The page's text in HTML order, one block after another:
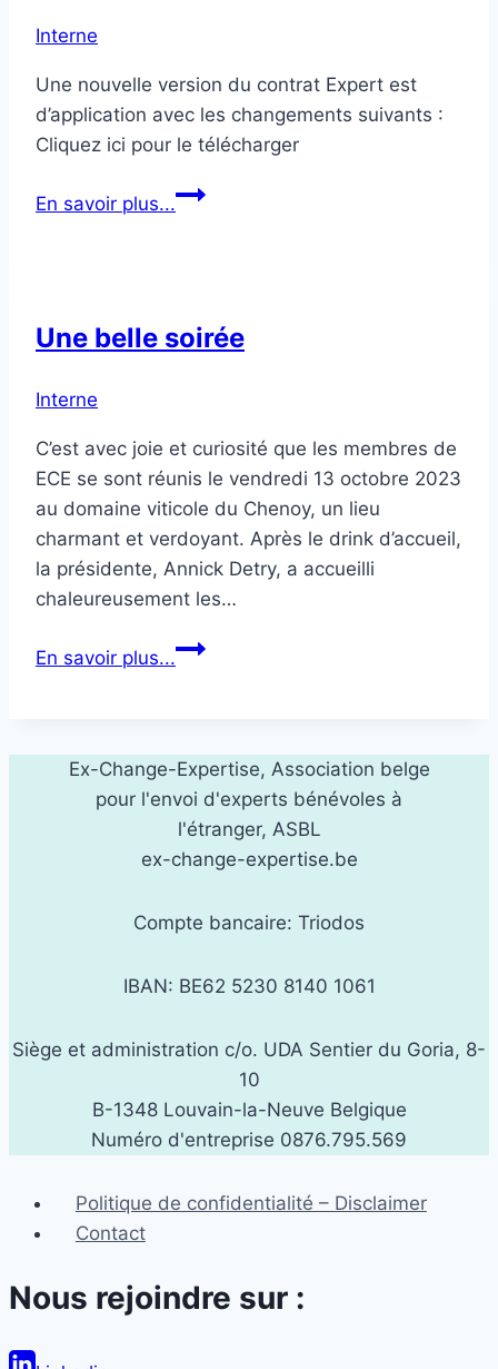
Interne
Une nouvelle version du contrat Expert est
d’application avec les changements suivants :
Cliquez ici pour le télécharger
En savoir plus...Nouvelle
Une belle soirée
Interne
C’est avec joie et curiosité que les membres de
ECE se sont réunis le vendredi 13 octobre 2023
au domaine viticole du Chenoy, un lieu
charmant et verdoyant. Après le drink d’accueil,
la présidente, Annick Detry, a accueilli
chaleureusement les…
En savoir plus...Une
Ex-Change-Expertise, Association belge
pour l'envoi d'experts bénévoles à
l'étranger, ASBL
ex-change-expertise.be
Compte bancaire: Triodos
IBAN: BE62 5230 8140 1061
Siège et administration c/o. UDA Sentier du Goria, 8-
10
B-1348 Louvain-la-Neuve Belgique
Numéro d'entreprise 0876.795.569
Politique de confidentialité – Disclaimer
Contact
Nous rejoindre sur :